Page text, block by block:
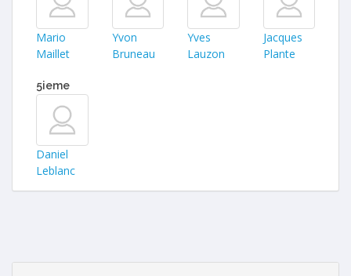
Mario
Maillet
Yvon
Bruneau
Yves
Lauzon
Jacques
Plante
5ieme
Daniel
Leblanc